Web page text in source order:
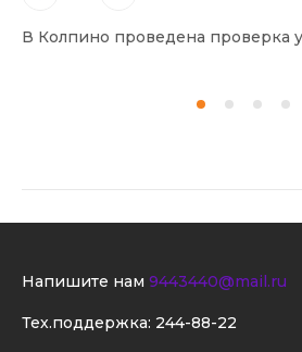
В Колпино проведена проверка
Напишите нам 9443440@mail.ru
Тех.поддержка: 244-88-22